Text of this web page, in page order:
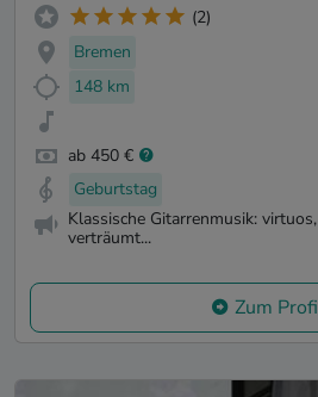
(2)
Bremen
148 km
ab 450 €
Geburtstag
Klassische Gitarrenmusik:
verträumt...
Zum